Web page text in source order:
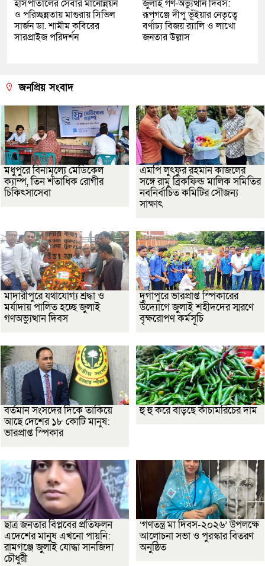
হাসপাতালের সেবার মানোন্নয়ন
ও পরিচ্ছন্নতায় মাগুরায় সিভিল
সার্জন ডা. শামীম কবিরের
সারপ্রাইজ পরিদর্শন
জুলাই গণ-অভ্যুত্থান দিবস:
রূপগঞ্জে দীপু ভূঁইয়ার নেতৃত্বে
বর্ণাঢ্য বিজয় র‌্যালি ও লাখো
জনতার উল্লাস
জনপ্রিয় সংবাদ
মধুপুরে বিনামূল্যে মেডিকেল
ক্যাম্প, তিন শতাধিক রোগীর
চিকিৎসাসেবা
এমপি লুৎফুর রহমান কাজলের
সঙ্গে রামু ব্রিকফিল্ড মালিক সমিতির
নবনির্বাচিত কমিটির সৌজন্য
সাক্ষাৎ
মাদারীপুরে যথাযোগ্য শ্রদ্ধা ও
মর্যাদায় পালিত হচ্ছে জুলাই
গণঅভ্যুত্থান দিবস
দুর্গাপুরে ভারপ্রাপ্ত স্পিকারের
উদ্যোগে জুলাই শহীদদের স্মরণে
বৃক্ষরোপণ কর্মসূচি
বর্তমান সংসদের দিকে তাকিয়ে
আছে দেশের ১৮ কোটি মানুষ:
ভারপ্রাপ্ত স্পিকার
হু হু করে বাড়ছে কাঁচামরিচের দাম
ছাত্র জনতার বিপ্লবের প্রতিফলন
এদেশের মানুষ এখনো পায়নি:
রামগঞ্জে জুলাই যোদ্ধা সানজিদা
চৌধুরী
‘গণতন্ত্র মা দিবস-২০২৬’ উপলক্ষে
আলোচনা সভা ও পুরস্কার বিতরণ
অনুষ্ঠিত